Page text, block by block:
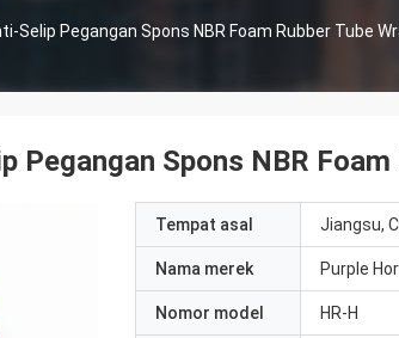
Selip Pegangan Spons NBR Foam Rubber Tube
Pegangan Spons NBR Foam
Tempat asal Jiangsu,
Nama merek Purple
Nomor model HR-H